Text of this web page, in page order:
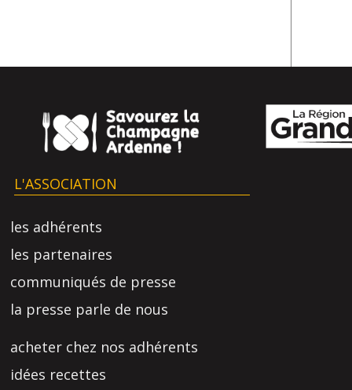
L'ASSOCIATION
les adhérents
les partenaires
communiqués de presse
la presse parle de nous
acheter chez nos adhérents
idées recettes